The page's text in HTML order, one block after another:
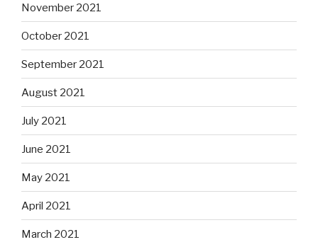
November 2021
October 2021
September 2021
August 2021
July 2021
June 2021
May 2021
April 2021
March 2021